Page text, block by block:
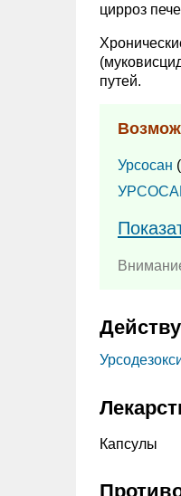
цирроз
путей.
Урсосан
Капсулы